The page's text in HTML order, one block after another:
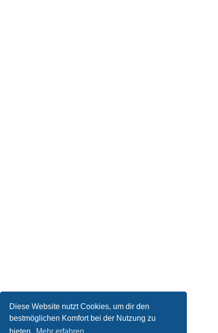
Diese Website nutzt Cookies, um dir den
bestmöglichen Komfort bei der Nutzung zu